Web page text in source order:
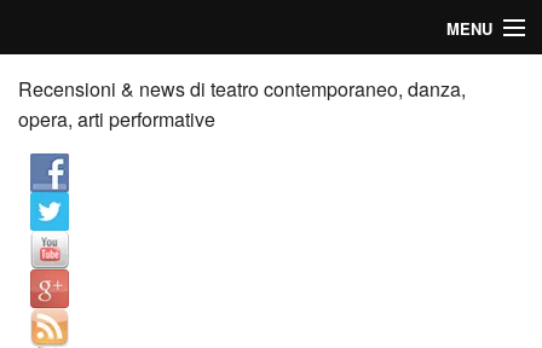
MENU
Home
Recensioni
Anticipazioni
News
Palazzi consiglia
Recensioni & news di teatro contemporaneo, danza,
opera, arti performative